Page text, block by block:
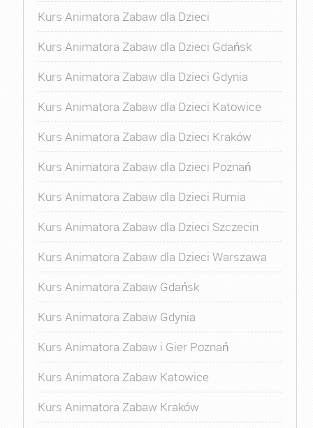
Kurs Animatora Zabaw dla Dzieci
Kurs Animatora Zabaw dla Dzieci Gdańsk
Kurs Animatora Zabaw dla Dzieci Gdynia
Kurs Animatora Zabaw dla Dzieci Katowice
Kurs Animatora Zabaw dla Dzieci Kraków
Kurs Animatora Zabaw dla Dzieci Poznań
Kurs Animatora Zabaw dla Dzieci Rumia
Kurs Animatora Zabaw dla Dzieci Szczecin
Kurs Animatora Zabaw dla Dzieci Warszawa
Kurs Animatora Zabaw Gdańsk
Kurs Animatora Zabaw Gdynia
Kurs Animatora Zabaw i Gier Poznań
Kurs Animatora Zabaw Katowice
Kurs Animatora Zabaw Kraków